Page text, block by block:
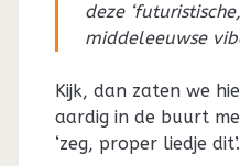
deze
middeleeuwse
Kijk, dan zaten we
aardig in de buurt
‘zeg, proper liedje dit’.